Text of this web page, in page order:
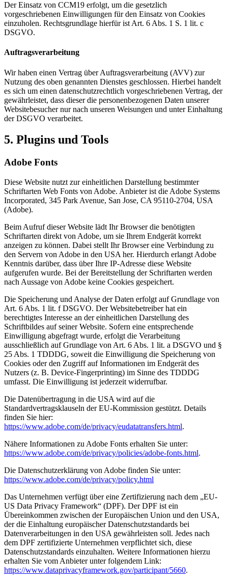
Der Einsatz von CCM19 erfolgt, um die gesetzlich
vorgeschriebenen Einwilligungen für den Einsatz von Cookies
einzuholen. Rechtsgrundlage hierfür ist Art. 6 Abs. 1 S. 1 lit. c
DSGVO.
Auftragsverarbeitung
Wir haben einen Vertrag über Auftragsverarbeitung (AVV) zur
Nutzung des oben genannten Dienstes geschlossen. Hierbei handelt
es sich um einen datenschutzrechtlich vorgeschriebenen Vertrag, der
gewährleistet, dass dieser die personenbezogenen Daten unserer
Websitebesucher nur nach unseren Weisungen und unter Einhaltung
der DSGVO verarbeitet.
5. Plugins und Tools
Adobe Fonts
Diese Website nutzt zur einheitlichen Darstellung bestimmter
Schriftarten Web Fonts von Adobe. Anbieter ist die Adobe Systems
Incorporated, 345 Park Avenue, San Jose, CA 95110-2704, USA
(Adobe).
Beim Aufruf dieser Website lädt Ihr Browser die benötigten
Schriftarten direkt von Adobe, um sie Ihrem Endgerät korrekt
anzeigen zu können. Dabei stellt Ihr Browser eine Verbindung zu
den Servern von Adobe in den USA her. Hierdurch erlangt Adobe
Kenntnis darüber, dass über Ihre IP-Adresse diese Website
aufgerufen wurde. Bei der Bereitstellung der Schriftarten werden
nach Aussage von Adobe keine Cookies gespeichert.
Die Speicherung und Analyse der Daten erfolgt auf Grundlage von
Art. 6 Abs. 1 lit. f DSGVO. Der Websitebetreiber hat ein
berechtigtes Interesse an der einheitlichen Darstellung des
Schriftbildes auf seiner Website. Sofern eine entsprechende
Einwilligung abgefragt wurde, erfolgt die Verarbeitung
ausschließlich auf Grundlage von Art. 6 Abs. 1 lit. a DSGVO und §
25 Abs. 1 TDDDG, soweit die Einwilligung die Speicherung von
Cookies oder den Zugriff auf Informationen im Endgerät des
Nutzers (z. B. Device-Fingerprinting) im Sinne des TDDDG
umfasst. Die Einwilligung ist jederzeit widerrufbar.
Die Datenübertragung in die USA wird auf die
Standardvertragsklauseln der EU-Kommission gestützt. Details
finden Sie hier:
https://www.adobe.com/de/privacy/eudatatransfers.html.
Nähere Informationen zu Adobe Fonts erhalten Sie unter:
https://www.adobe.com/de/privacy/policies/adobe-fonts.html.
Die Datenschutzerklärung von Adobe finden Sie unter:
https://www.adobe.com/de/privacy/policy.html
Das Unternehmen verfügt über eine Zertifizierung nach dem „EU-
US Data Privacy Framework“ (DPF). Der DPF ist ein
Übereinkommen zwischen der Europäischen Union und den USA,
der die Einhaltung europäischer Datenschutzstandards bei
Datenverarbeitungen in den USA gewährleisten soll. Jedes nach
dem DPF zertifizierte Unternehmen verpflichtet sich, diese
Datenschutzstandards einzuhalten. Weitere Informationen hierzu
erhalten Sie vom Anbieter unter folgendem Link:
https://www.dataprivacyframework.gov/participant/5660.